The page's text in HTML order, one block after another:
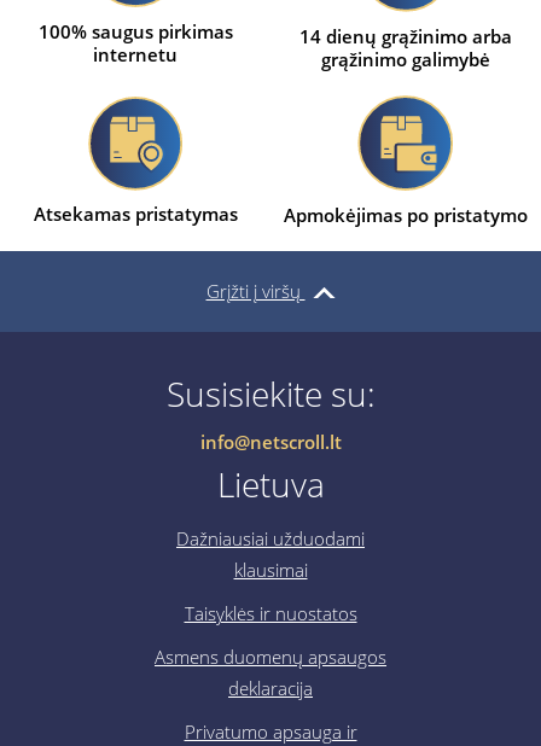
100% saugus pirkimas
internetu
14 dienų grąžinimo arba
grąžinimo galimybė
Atsekamas pristatymas Apmokėjimas po pristatymo
Grįžti į viršų
Susisiekite su:
info@netscroll.lt
Lietuva
Dažniausiai užduodami
klausimai
Taisyklės ir nuostatos
Asmens duomenų apsaugos
deklaracija
Privatumo apsauga ir